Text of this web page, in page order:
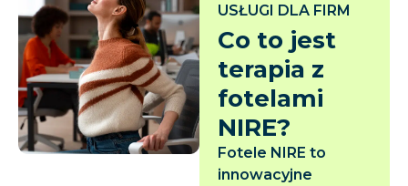
USŁUGI DLA FIRM
Co to jest
terapia z
fotelami
NIRE?
Fotele NIRE to
innowacyjne